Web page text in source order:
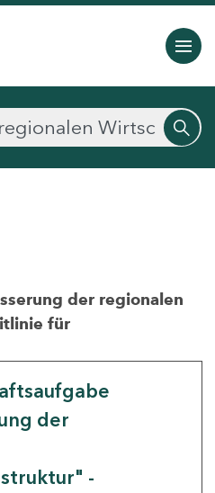
der regionalen
für
der
-